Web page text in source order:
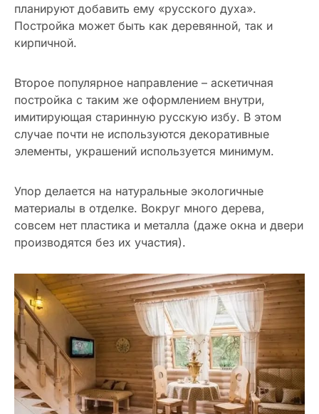
планируют добавить ему «русского духа».
Постройка может быть как деревянной, так и
кирпичной.
Второе популярное направление – аскетичная
постройка с таким же оформлением внутри,
имитирующая старинную русскую избу. В этом
случае почти не используются декоративные
элементы, украшений используется минимум.
Упор делается на натуральные экологичные
материалы в отделке. Вокруг много дерева,
совсем нет пластика и металла (даже окна и двери
производятся без их участия).